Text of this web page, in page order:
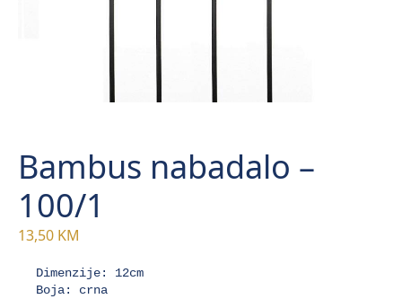
Bambus nabadalo –
100/1
13,50 KM
Dimenzije: 12cm
Boja: crna